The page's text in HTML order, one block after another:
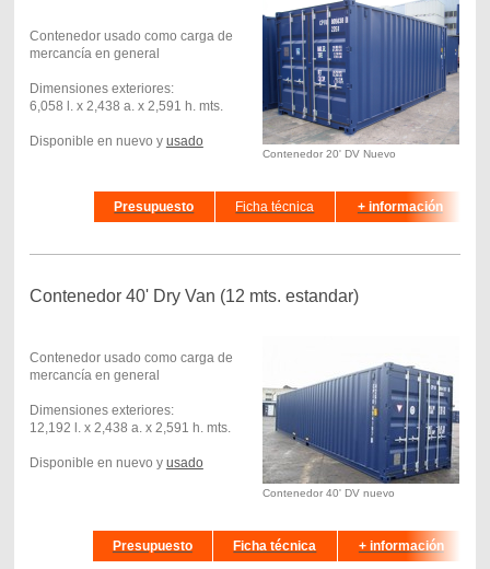
Contenedor 20' DV Nuevo
Contenedor usado como carga de
mercancía en general
Dimensiones exteriores:
6,058 l. x 2,438 a. x 2,591 h. mts.
Disponible en nuevo y usado
Presupuesto Ficha técnica + información
Contenedor 40' Dry Van (12 mts. estandar)
Contenedor 40' DV nuevo
Contenedor usado como carga de
mercancía en general
Dimensiones exteriores:
12,192 l. x 2,438 a. x 2,591 h. mts.
Disponible en nuevo y usado
Presupuesto Ficha técnica + información